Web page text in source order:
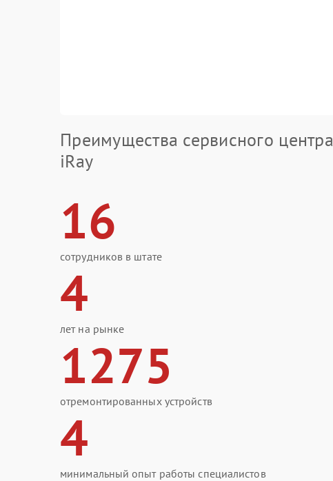
Преимущества сервисного центра
iRay
16
сотрудников в штате
4
лет на рынке
1275
отремонтированных устройств
4
минимальный опыт работы специалистов